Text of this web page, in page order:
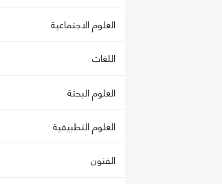
العلوم الاجتماعية
اللغات
العلوم البحثة
العلوم التطبيقية
الفنون